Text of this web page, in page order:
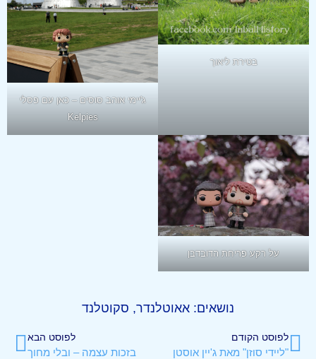
בטירת ליאוך
ג'יימי אוהב סוסים – כאן עם פסלי
Kelpies
על רקע פריחת הדובדבן
נושאים: אאוטלנדר, סקוטלנד
לפוסט הקודם
"ליידי סוזן" מאת ג'יין אוסטן
לפוסט הבא
בזכות עצמה – ובלי מחוך